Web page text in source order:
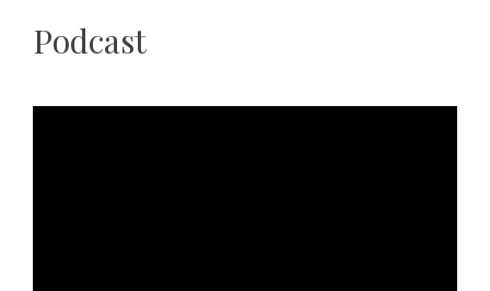
Podcast